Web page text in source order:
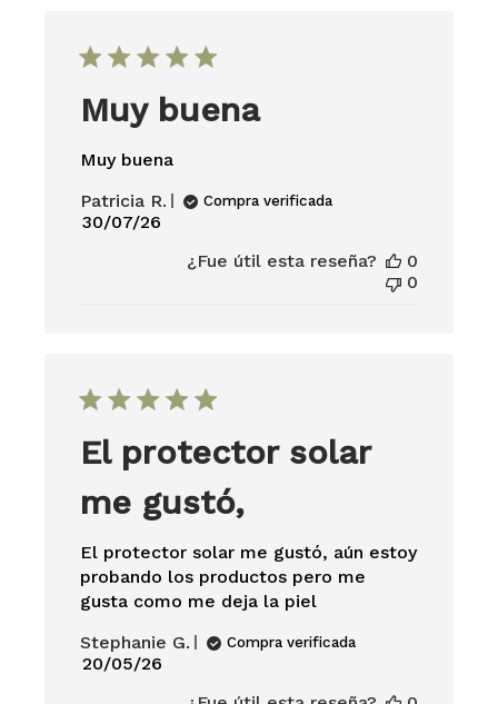
Muy buena
Muy buena
Patricia R.
Compra verificada
Fecha
publicación
30/07/26
¿Fue útil esta reseña?
0
0
El protector solar
me gustó,
El protector solar me gustó, aún estoy
probando los productos pero me
gusta como me deja la piel
Stephanie G.
Compra verificada
Fecha
20/05/26